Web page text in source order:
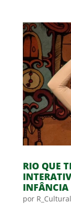
RIO QUE
INFÂNCIA
por R_Cultural